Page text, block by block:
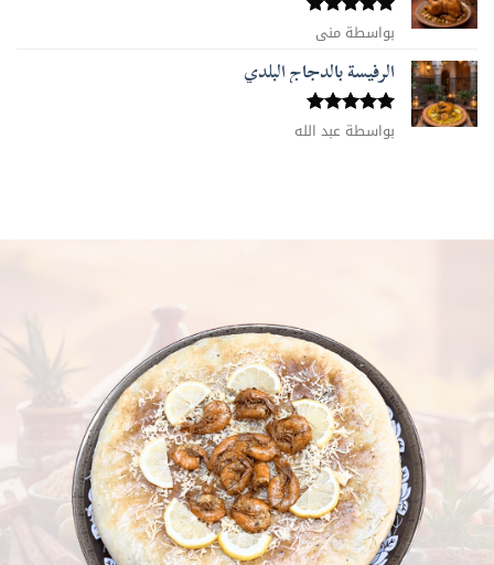
تم التقييم
5من 5
بواسطة منى
الرفيسة بالدجاج البلدي
تم التقييم
5من 5
بواسطة عبد الله